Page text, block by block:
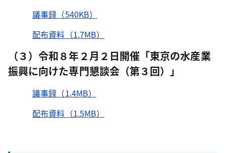
議事録（540KB）
配布資料（1.7MB）
（３）令和８年２月２日開催「東京の水産業
振興に向けた専門懇談会（第３回）」
議事録（1.4MB）
配布資料（1.5MB）